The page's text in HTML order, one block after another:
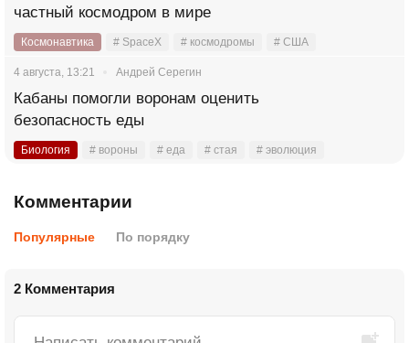
частный космодром в мире
Космонавтика # SpaceX # космодромы # США
4 августа, 13:21 Андрей Серегин
Кабаны помогли воронам оценить
безопасность еды
Биология # вороны # еда # стая # эволюция
Комментарии
Популярные По порядку
2 Комментария